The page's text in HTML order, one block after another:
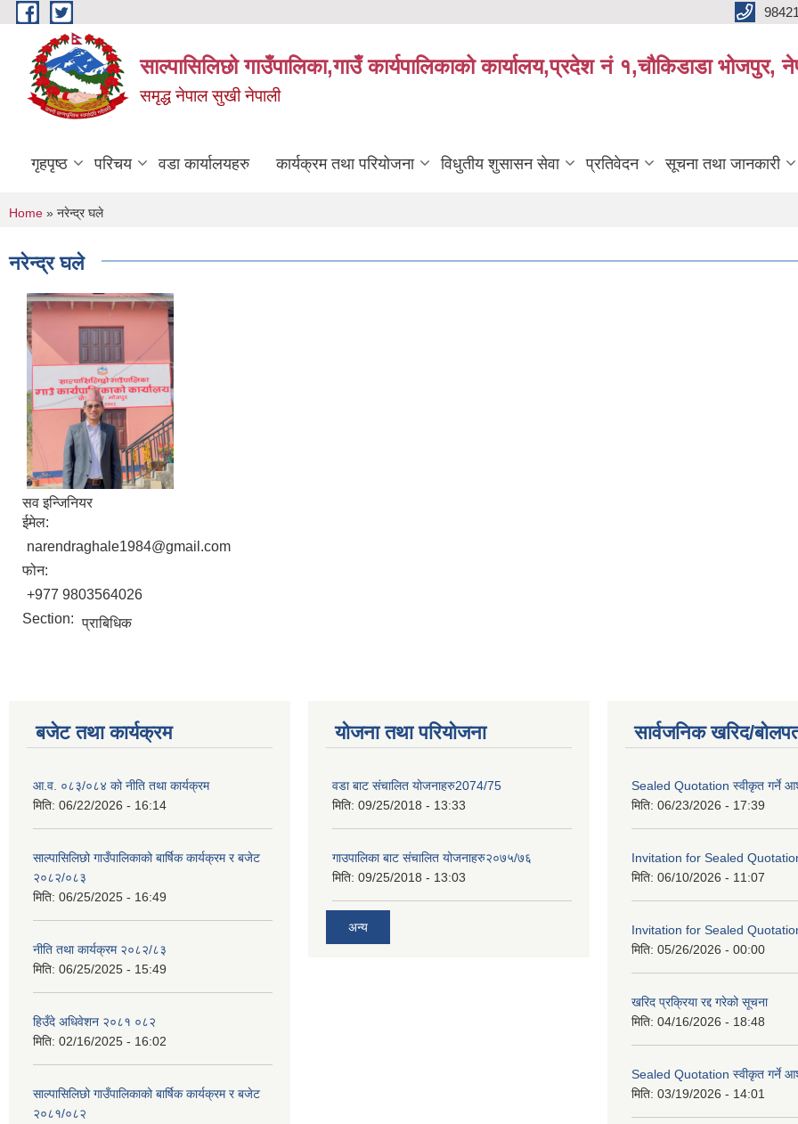
Skip to main content
साल्पासिलिछो गाउँपालिका,गाउँ कार्यपालिकाको कार्यालय,प्रदेश नं १,चौकिडाडा भोजपुर,
समृद्ध नेपाल सुखी नेपाली
गृहपृष्ठ परिचय वडा कार्यालयहरु कार्यक्रम तथा परियोजना विधुतीय शुसासन सेवा प्रतिवेदन सूचना तथा जानकारी
You are here
Home » नरेन्द्र घले
नरेन्द्र घले
सव इन्जिनियर
ईमेल:
narendraghale1984@gmail.com
फोन:
+977 9803564026
Section: प्राबिधिक
बजेट तथा कार्यक्रम
आ.व. ०८३/०८४ को नीति तथा कार्यक्रम
मिति: 06/22/2026 - 16:14
साल्पासिलिछो गाउँपालिकाको बार्षिक कार्यक्रम र बजेट
२०८२/०८३
मिति: 06/25/2025 - 16:49
नीति तथा कार्यक्रम २०८२/८३
मिति: 06/25/2025 - 15:49
हिउँदे अधिवेशन २०८१ ०८२
मिति: 02/16/2025 - 16:02
साल्पासिलिछो गाउँपालिकाको बार्षिक कार्यक्रम र बजेट
२०८१/०८२
योजना तथा परियोजना
वडा बाट संचालित योजनाहरु2074/75
मिति: 09/25/2018 - 13:33
गाउपालिका बाट संचालित योजनाहरु२०७५/७६
मिति: 09/25/2018 - 13:03
अन्य
सार्वजनिक खरिद/
Sealed Quotation स्वीकृत गर्ने
मिति: 06/23/2026 - 17:39
Invitation for Sealed
मिति: 06/10/2026 - 11:07
Invitation for Sealed
मिति: 05/26/2026 - 00:00
खरिद प्रक्रिया रद्द गरेको सूचना
मिति: 04/16/2026 - 18:48
Sealed Quotation स्वीकृत गर्ने
मिति: 03/19/2026 - 14:01